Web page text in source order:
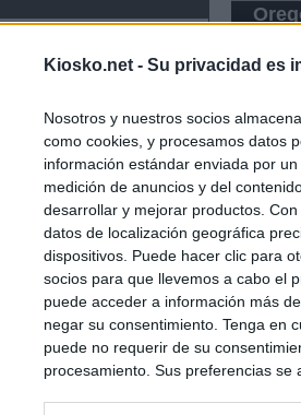
Kiosko.net - Su privacidad es
Nosotros y nuestros socios
como cookies, y procesamos datos
información estándar enviada por
medición de anuncios y del
desarrollar y mejorar productos.
datos de localización geográfica
dispositivos. Puede hacer clic para
socios para que llevemos a cabo el
puede acceder a información más
negar su consentimiento. Tenga en
puede no requerir de su
procesamiento. Sus preferencias